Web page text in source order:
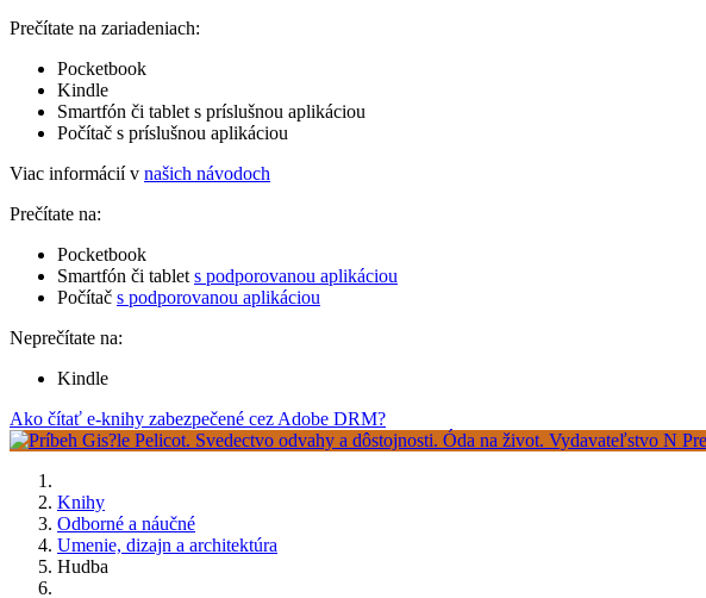
Prečítate na zariadeniach:
Pocketbook
Kindle
Smartfón či tablet s príslušnou aplikáciou
Počítač s príslušnou aplikáciou
Viac informácií v našich návodoch
Prečítate na:
Pocketbook
Smartfón či tablet s podporovanou aplikáciou
Počítač s podporovanou aplikáciou
Neprečítate na:
Kindle
Ako čítať e-knihy zabezpečené cez Adobe DRM?
Knihy
Odborné a náučné
Umenie, dizajn a architektúra
Hudba